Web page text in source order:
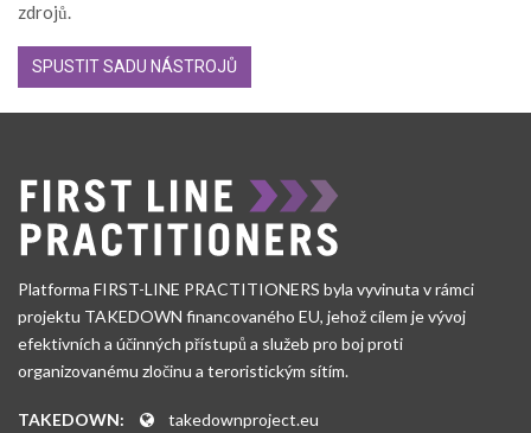
zdrojů.
SPUSTIT SADU NÁSTROJŮ
Platforma FIRST-LINE PRACTITIONERS byla vyvinuta v rámci
projektu TAKEDOWN financovaného EU, jehož cílem je vývoj
efektivních a účinných přístupů a služeb pro boj proti
organizovanému zločinu a teroristickým sítím.
TAKEDOWN:
takedownproject.eu